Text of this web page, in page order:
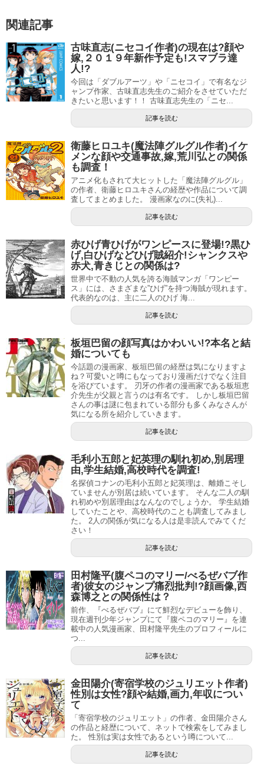
そして漫画を描くためにアニメーター活動は終了し、現在
は漫画活動に専念されていらっしゃいます。
アマチュア時代から現在まで同人活動を続けており、『自
称清純派』というサークルを立ち上げております。
ちなみにこのサークルはネット上でヒロユキの公式サイト
ユキ先生の公式Twitterアカウントに移っております。
ヒロユキ先生のTwitterアカウントはこちらからご覧になれ
ます。
そしてメインの作品紹介！
化をしたスーパー漫画家。
ここではその３本をすべてご紹介しようと思ってるのです
が、一本ずつ丁寧に紹介しているととても長くなるかと思
いますので、できるだけ簡潔にご紹介していきたいと思い
初めは『まんがタイムきららキャラット』にて連載されて
いた「ドージンワーク」
スポンサーリンク
Yahooショッピングで探す
7netで探す byカエレバ
中村勇志の顔は?結婚/嫁,年齢,画力を徹底調査!!
関連記事
古味直志(ニセコイ作者)の現在は?顔や
嫁,２０１９年新作予定も!スマブラ達
人!?
今回は「ダブルアーツ」や「ニセコイ」で有名なジ
ャンプ作家、古味直志先生のご紹介をさせていただ
きたいと思います！！ 古味直志先生の「ニセ...
記事を読む
衛藤ヒロユキ(魔法陣グルグル作者)イケ
メンな顔や交通事故,嫁,荒川弘との関係
も調査！
アニメ化もされて大ヒットした「魔法陣グルグル」
の作者、衛藤ヒロユキさんの経歴や作品について調
査してまとめました。 漫画家なのに(失礼)...
記事を読む
赤ひげ青ひげがワンピースに登場!?黒ひ
げ,白ひげなどひげ賊紹介!シャンクスや
赤犬,青きじとの関係は?
世界中で不動の人気を誇る海賊マンガ「ワンピー
ス」には、さまざまな”ひげ”を持つ海賊が現れます。
代表的なのは、主に二人のひげ 海...
記事を読む
板垣巴留の顔写真はかわいい!?本名と結
婚についても
今話題の漫画家、板垣巴留の経歴は気になりますよ
ね？可愛いと噂にもなっており漫画だけでなく注目
を浴びています。 刃牙の作者の漫画家である板垣恵
介先生が父親と言うのは有名です。 しかし板垣巴留
さんの事は謎に包まれている部分も多くみなさんが
気になる所を紹介していきます。
記事を読む
毛利小五郎と妃英理の馴れ初め,別居理
由,学生結婚,高校時代を調査!
名探偵コナンの毛利小五郎と妃英理は、離婚こそし
ていませんが別居は続いています。 そんな二人の馴
れ初めや別居理由はなんなのでしょうか。 学生結婚
していたことや、高校時代のことも調査してみまし
た。 2人の関係が気になる人は是非読んでみてくだ
さい！
記事を読む
田村隆平(腹ペコのマリー/べるぜバブ作
者)彼女のジャンプ痛烈批判!?顔画像,西
森博之との関係性は？
前作、『べるぜバブ』にて鮮烈なデビューを飾り、
現在週刊少年ジャンプにて『腹ペコのマリー』を連
載中の人気漫画家、田村隆平先生のプロフィールに
つ...
記事を読む
金田陽介(寄宿学校のジュリエット作者)
性別は女性?顔や結婚,画力,年収につい
て
「寄宿学校のジュリエット」の作者、金田陽介さん
の作品と経歴について、ネットで検索をしてみまし
た。 性別は実は女性であるという噂について...
記事を読む